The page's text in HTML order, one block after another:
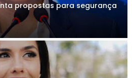
propostas para segurança